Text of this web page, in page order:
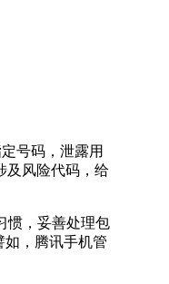
号码，泄露用
及风险代码，给
惯，妥善处理包
，腾讯手机管